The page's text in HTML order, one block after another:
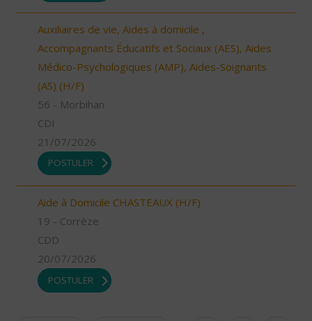
Auxiliaires de vie, Aides à domicile ,
Accompagnants Éducatifs et Sociaux (AES), Aides
Médico-Psychologiques (AMP), Aides-Soignants
(AS) (H/F)
56 - Morbihan
CDI
21/07/2026
POSTULER
Aide à Domicile CHASTEAUX (H/F)
19 - Corrèze
CDD
20/07/2026
POSTULER